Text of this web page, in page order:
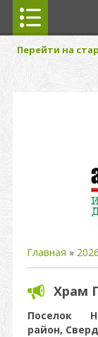
Перейти на
Главная » 2026
Храм
Поселок
район,